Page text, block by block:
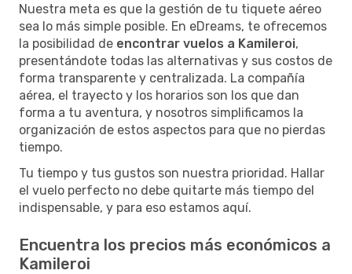
Nuestra meta es que la gestión de tu tiquete aéreo
sea lo más simple posible. En eDreams, te ofrecemos
la posibilidad de encontrar vuelos a Kamileroi,
presentándote todas las alternativas y sus costos de
forma transparente y centralizada. La compañía
aérea, el trayecto y los horarios son los que dan
forma a tu aventura, y nosotros simplificamos la
organización de estos aspectos para que no pierdas
tiempo.
Tu tiempo y tus gustos son nuestra prioridad. Hallar
el vuelo perfecto no debe quitarte más tiempo del
indispensable, y para eso estamos aquí.
Encuentra los precios más económicos a
Kamileroi